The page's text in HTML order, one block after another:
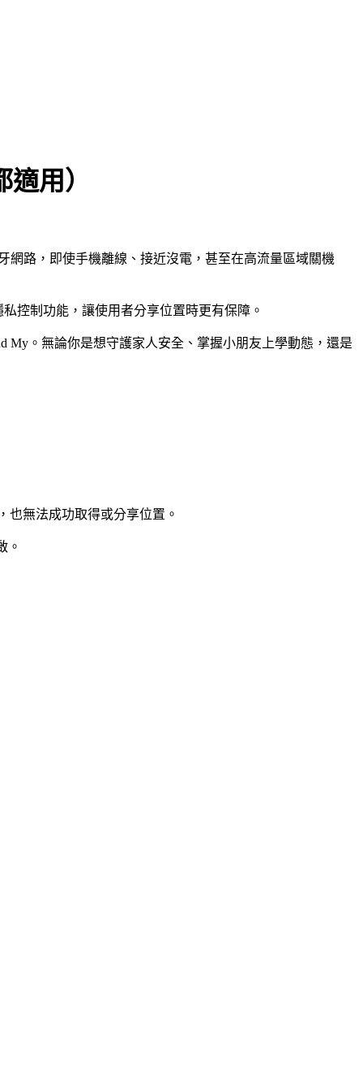
用）
網路，即使手機離線、接近沒電，甚至在高流量區域關機
控制功能，讓使用者分享位置時更有保障。
My。無論你是想守護家人安全、掌握小朋友上學動態，還是
也無法成功取得或分享位置。
。